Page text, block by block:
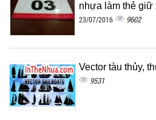
nhựa làm thẻ giữ
23/07/2016 9602
Vector tàu thủy,
9531